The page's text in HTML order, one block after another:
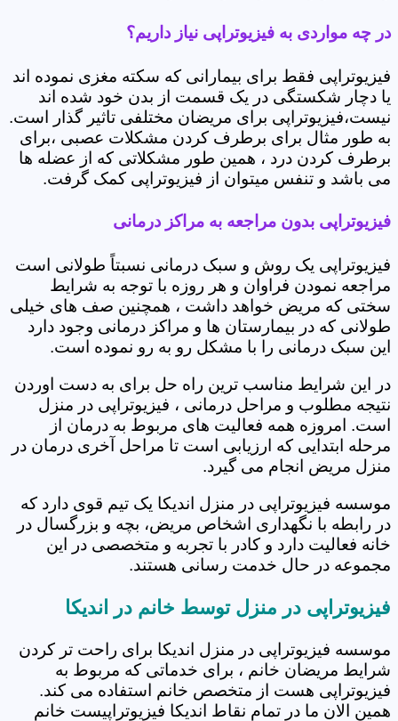
در چه مواردی به فیزیوتراپی نیاز داریم؟
فیزیوتراپی فقط برای بیمارانی که سکته مغزی نموده اند
یا دچار شکستگی در یک قسمت از بدن خود شده اند
نیست،فیزیوتراپی برای مریضان مختلفی تاثیر گذار است.
به طور مثال برای برطرف کردن مشکلات عصبی ،برای
برطرف کردن درد ، همین طور مشکلاتی که از عضله ها
می باشد و تنفس میتوان از فیزیوتراپی کمک گرفت.
فیزیوتراپی بدون مراجعه به مراکز درمانی
فیزیوتراپی یک روش و سبک درمانی نسبتاً طولانی است
مراجعه نمودن فراوان و هر روزه با توجه به شرایط
سختی که مریض خواهد داشت ، همچنین صف های خیلی
طولانی که در بیمارستان ها و مراکز درمانی وجود دارد
این سبک درمانی را با مشکل رو به رو نموده است.
در این شرایط مناسب ترین راه حل برای به دست اوردن
نتیجه مطلوب و مراحل درمانی ، فیزیوتراپی در منزل
است. امروزه همه فعالیت های مربوط به درمان از
مرحله ابتدایی که ارزیابی است تا مراحل آخری درمان در
منزل مریض انجام می گیرد.
موسسه فیزیوتراپی در منزل اندیکا یک تیم قوی دارد که
در رابطه با نگهداری اشخاص مریض، بچه و بزرگسال در
خانه فعالیت دارد و کادر با تجربه و متخصصی در این
مجموعه در حال خدمت رسانی هستند.
فیزیوتراپی در منزل توسط خانم در اندیکا
موسسه فیزیوتراپی در منزل اندیکا برای راحت تر کردن
شرایط مریضان خانم ، برای خدماتی که مربوط به
فیزیوتراپی هست از متخصص خانم استفاده می کند.
همین الان ما در تمام نقاط اندیکا فیزیوتراپیست خانم